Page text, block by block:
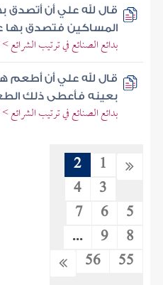
قال لله علي أن أتصدق
المساكين فتصدق بها
بدائع الصنائع في ترتيب
قال لله علي أن أطعم
بعينه فأعطى ذلك
بدائع الصنائع في ترتيب
1
2
3
4
5
6
7
8
9
...
55
56